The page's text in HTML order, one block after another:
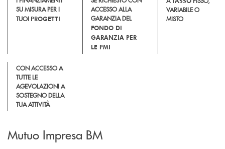
SU MISURA PER I
TUOI PROGETTI
ACCESSO ALLA
GARANZIA DEL
FONDO DI
GARANZIA PER
LE PMI
VARIABILE O
MISTO
CON ACCESSO A
TUTTE LE
AGEVOLAZIONI A
SOSTEGNO DELLA
TUA ATTIVITÀ
Mutuo Impresa BM